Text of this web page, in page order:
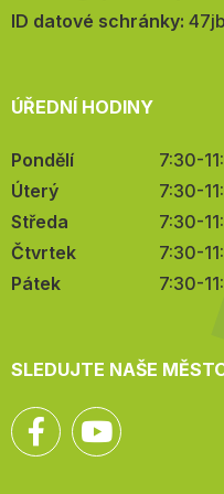
mail:
ID datové schránky:
ÚŘEDNÍ HODINY
Pondělí
7:30-
Úterý
7:30-
Středa
7:30-
Čtvrtek
7:30-
Pátek
7:30-
SLEDUJTE NAŠE
Facebook